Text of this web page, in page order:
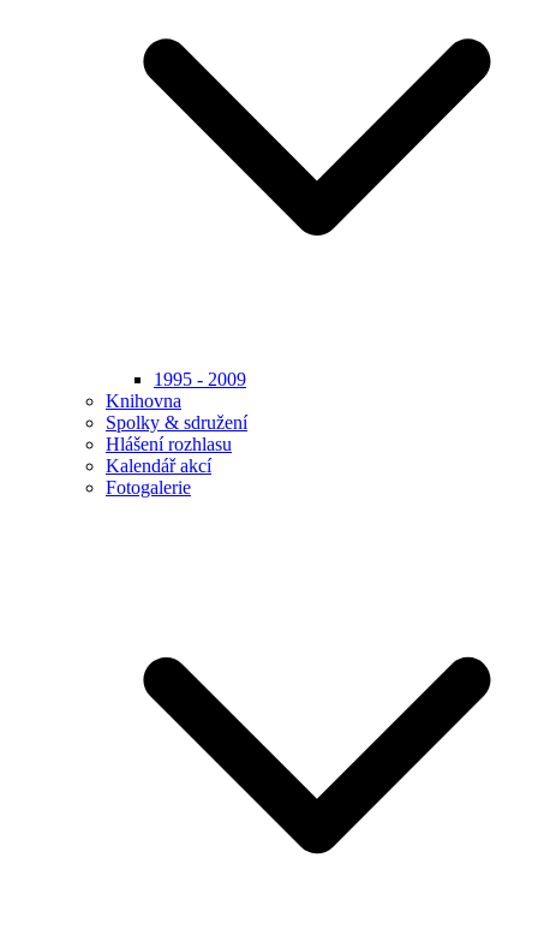
1995 - 2009
Knihovna
Spolky & sdružení
Hlášení rozhlasu
Kalendář akcí
Fotogalerie